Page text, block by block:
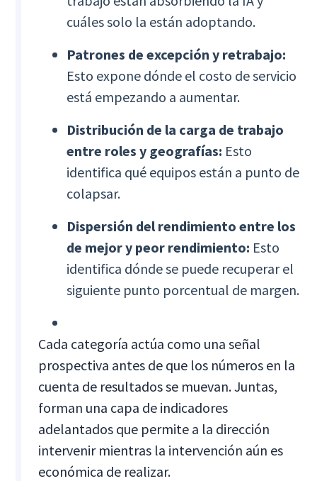
cuáles solo la están adoptando.
Patrones de excepción y retrabajo:
Esto expone dónde el costo de servicio
está empezando a aumentar.
Distribución de la carga de trabajo
entre roles y geografías: Esto
identifica qué equipos están a punto de
colapsar.
Dispersión del rendimiento entre los
de mejor y peor rendimiento: Esto
identifica dónde se puede recuperar el
siguiente punto porcentual de margen.
Cada categoría actúa como una señal
prospectiva antes de que los números en la
cuenta de resultados se muevan. Juntas,
forman una capa de indicadores
adelantados que permite a la dirección
intervenir mientras la intervención aún es
económica de realizar.